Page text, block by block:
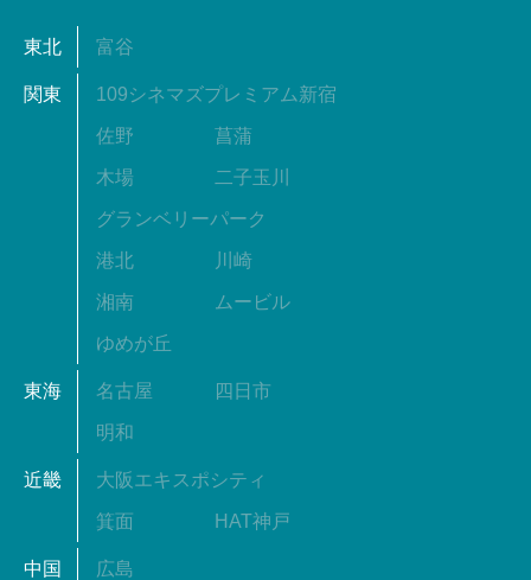
東北 富谷
関東 109シネマズプレミアム新宿
佐野 菖蒲
木場 二子玉川
グランベリーパーク
港北 川崎
湘南 ムービル
ゆめが丘
東海 名古屋 四日市
明和
近畿 大阪エキスポシティ
箕面 HAT神戸
中国 広島